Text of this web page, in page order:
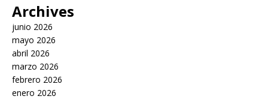
Archives
junio 2026
mayo 2026
abril 2026
marzo 2026
febrero 2026
enero 2026